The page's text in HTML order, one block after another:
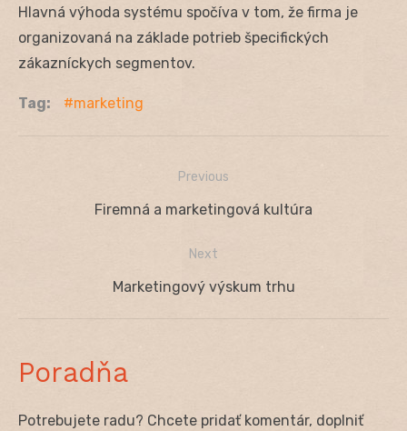
Hlavná výhoda systému spočíva v tom, že firma je
organizovaná na základe potrieb špecifických
zákazníckych segmentov.
Tag: marketing
Navigácia
Previous
Previous
Firemná a marketingová kultúra
Next
Next
Marketingový výskum trhu
Poradňa
Potrebujete radu? Chcete pridať komentár, doplniť